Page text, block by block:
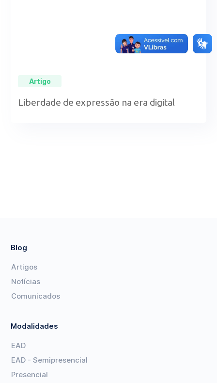
Artigo
Liberdade de expressão na era digital
Blog
Artigos
Notícias
Comunicados
Modalidades
EAD
EAD - Semipresencial
Presencial